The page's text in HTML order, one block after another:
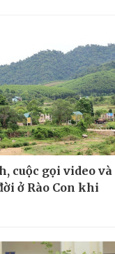
cuộc gọi video và
ở Rào Con khi